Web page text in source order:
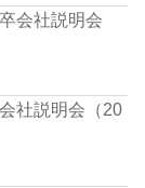
会社説明会
社説明会（20